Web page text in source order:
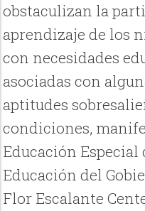
obstaculizan la
aprendizaje de los
con necesidades
asociadas con
aptitudes
condiciones,
Educación Especial
Educación del
Flor Escalante